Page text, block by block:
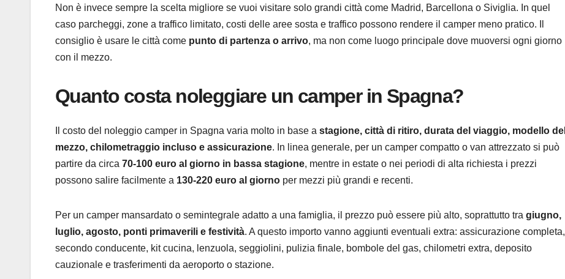
Non è invece sempre la scelta migliore se vuoi visitare solo grandi città come Madrid, Barcellona o Siviglia. In quel
caso parcheggi, zone a traffico limitato, costi delle aree sosta e traffico possono rendere il camper meno pratico. Il
consiglio è usare le città come punto di partenza o arrivo, ma non come luogo principale dove muoversi ogni giorno
con il mezzo.
Quanto costa noleggiare un camper in Spagna?
Il costo del noleggio camper in Spagna varia molto in base a stagione, città di ritiro, durata del viaggio, modello del
mezzo, chilometraggio incluso e assicurazione. In linea generale, per un camper compatto o van attrezzato si può
partire da circa 70-100 euro al giorno in bassa stagione, mentre in estate o nei periodi di alta richiesta i prezzi
possono salire facilmente a 130-220 euro al giorno per mezzi più grandi e recenti.
Per un camper mansardato o semintegrale adatto a una famiglia, il prezzo può essere più alto, soprattutto tra giugno,
luglio, agosto, ponti primaverili e festività. A questo importo vanno aggiunti eventuali extra: assicurazione completa,
secondo conducente, kit cucina, lenzuola, seggiolini, pulizia finale, bombole del gas, chilometri extra, deposito
cauzionale e trasferimenti da aeroporto o stazione.